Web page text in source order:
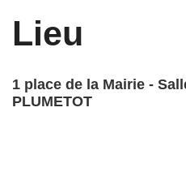
Lieu
1 place de la Mairie -
PLUMETOT